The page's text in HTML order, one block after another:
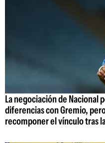
La negociación de Nacional
diferencias con Gremio,
recomponer el vínculo tras